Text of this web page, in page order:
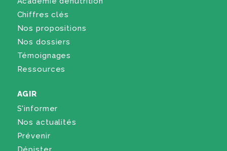
Chiffres clés
Nos propositions
Nos dossiers
Témoignages
Ressources
AGIR
S'informer
Nos actualités
Prévenir